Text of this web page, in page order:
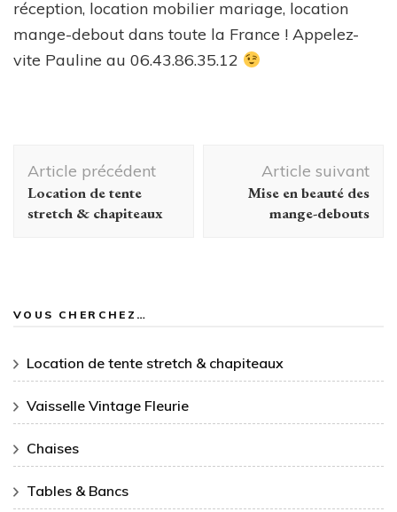
réception, location mobilier mariage, location
mange-debout dans toute la France ! Appelez-
vite Pauline au 06.43.86.35.12
Navigation
d'article
Article précédent
Location de tente
stretch & chapiteaux
Article suivant
Mise en beauté des
mange-debouts
VOUS CHERCHEZ…
Location de tente stretch & chapiteaux
Vaisselle Vintage Fleurie
Chaises
Tables & Bancs